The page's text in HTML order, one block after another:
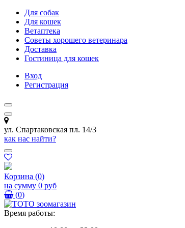
Для собак
Для кошек
Ветаптека
Советы хорошего ветеринара
Доставка
Гостиница для кошек
Вход
Регистрация
ул. Спартаковская пл. 14/3
как нас найти?
Корзина (0)
на сумму 0 руб
(0)
Время работы: